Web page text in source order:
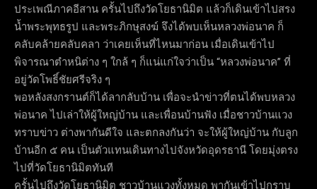
ประเพณีภาคอีสาน ครั้นไปถึงวัดโยธานิมิต แล้วก็เดินเข้าไปสรง
น้ำพระพุทธรูป และพระภิกษุสงฆ์ จึงได้พบเห็นหลวงพ่อนาค ก็
คลับคล้ายคลับคลา ว่าเคยเห็นที่ไหนมาก่อน เมื่อเดินเข้าไป
พิจารณาตำหนิต่าง ๆ ใกล้ ๆ ก็แน่แก่ใจว่าเป็น “หลวงพ่อนาค” ที่
อยู่วัดโพธิ์ชัยศรีจริง ๆ
พอหลังสงกรานต์ก็ได้ลากลับบ้าน เพื่อจะนำข่าวที่ตนได้พบหลวง
พ่อนาค ไปเล่าให้ผู้ใหญ่บ้าน และเพื่อนบ้านฟัง เมื่อชาวบ้านแวง
ทราบข่าว ต่างพากันดีใจ และตกลงกันว่า จะให้ผู้ใหญ่บ้าน กับลูก
บ้านอีก ๕ คน เป็นตัวแทนเดินทางไปจังหวัดอุดรธานี โดยมุ่งตรง
ไปที่วัดโยธานิมิตทันที
ครั้นไปถึงวัดโยธานิมิต ชาวบ้านแวงทั้งหมด พากันเข้าไปกราบ